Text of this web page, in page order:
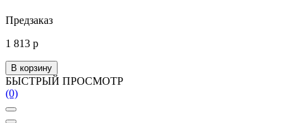
Предзаказ
1 813 р
В корзину
БЫСТРЫЙ ПРОСМОТР
(0)